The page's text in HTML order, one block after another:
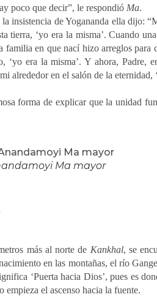
poco que decir”, le respondió Ma.
la insistencia de Yogananda ella dijo:
tierra, ‘yo era la misma’. Cuando
familia en que nací hizo arreglos para
‘yo era la misma’. Y ahora, Padre,
alrededor en el salón de la eternidad,
forma de explicar que la unidad
Ma mayor
más al norte de Kankhal, se
en las montañas, el río
‘Puerta hacia Dios’, pues es
empieza el ascenso hacia la fuente.